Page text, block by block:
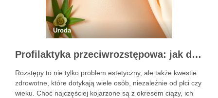
Uroda
Profilaktyka przeciwrozstępowa: jak dbać o skórę skutecznie?
Rozstępy to nie tylko problem estetyczny, ale także kwestie
zdrowotne, które dotykają wiele osób, niezależnie od płci czy
wieku. Choć najczęściej kojarzone są z okresem ciąży, ich